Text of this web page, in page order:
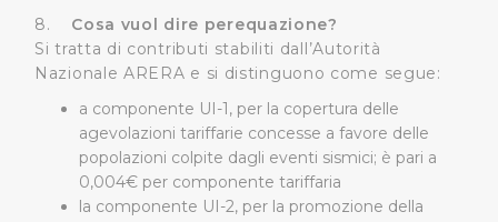
Cliccando su "Personalizza" l’Utente può gestire
direttamente le proprie preferenze selezionando i
della condivisione di informazioni sopra indicata.
Cliccando su "Rifiuta" o sulla "X" posizionata in alto a
destra in questo banner l’Utente rifiuta tutti i cookie con
8. Cosa vuol dire perequazione?
Si tratta di contributi stabiliti dall’Autorità
Nazionale ARERA e si distinguono come segue:
a componente UI-1, per la copertura delle
agevolazioni tariffarie concesse a favore delle
popolazioni colpite dagli eventi sismici; è pari a
0,004€ per componente tariffaria
la componente UI-2, per la promozione della